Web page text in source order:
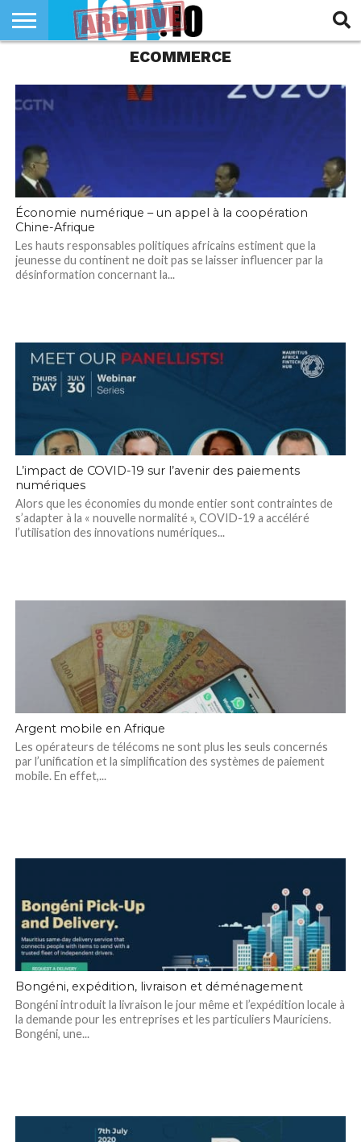
ECOMMERCE
Économie numérique – un appel à la coopération
Chine-Afrique
Les hauts responsables politiques africains estiment que la
jeunesse du continent ne doit pas se laisser influencer par la
désinformation concernant la...
L’impact de COVID-19 sur l’avenir des paiements
numériques
Alors que les économies du monde entier sont contraintes de
s’adapter à la « nouvelle normalité », COVID-19 a accéléré
l’utilisation des innovations numériques...
Argent mobile en Afrique
Les opérateurs de télécoms ne sont plus les seuls concernés
par l’unification et la simplification des systèmes de paiement
mobile. En effet,...
Bongéni, expédition, livraison et déménagement
Bongéni introduit la livraison le jour même et l’expédition locale à
la demande pour les entreprises et les particuliers Mauriciens.
Bongéni, une...